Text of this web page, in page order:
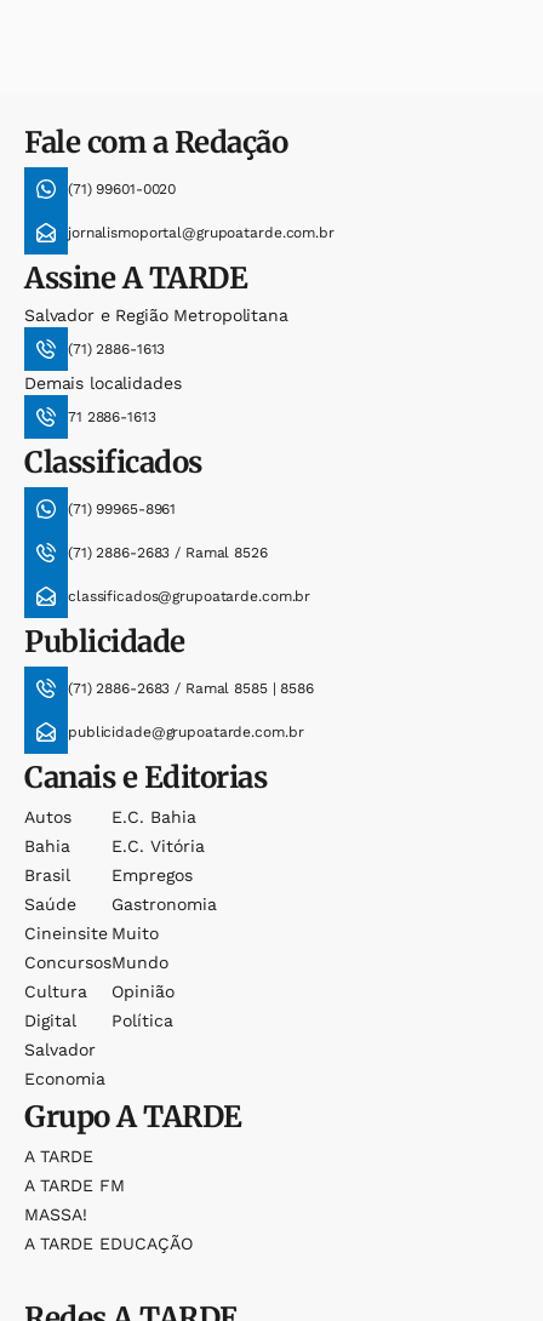
Fale com a Redação
(71) 99601-0020
jornalismoportal@grupoatarde.com.br
AssineA TARDE
Salvador e Região Metropolitana
(71) 2886-1613
Demais localidades
71 2886-1613
Classificados
(71) 99965-8961
(71) 2886-2683 / Ramal 8526
classificados@grupoatarde.com.br
Publicidade
(71) 2886-2683 / Ramal 8585 | 8586
publicidade@grupoatarde.com.br
Canais e Editorias
Autos
Bahia
Brasil
Saúde
Cineinsite
Concursos
Cultura
Digital
Salvador
Economia
E.c. Bahia
E.c. Vitória
Empregos
Gastronomia
Muito
Mundo
Opinião
Política
GrupoA TARDE
A TARDE
A TARDE FM
MASSA!
A TARDE EDUCAÇÃO